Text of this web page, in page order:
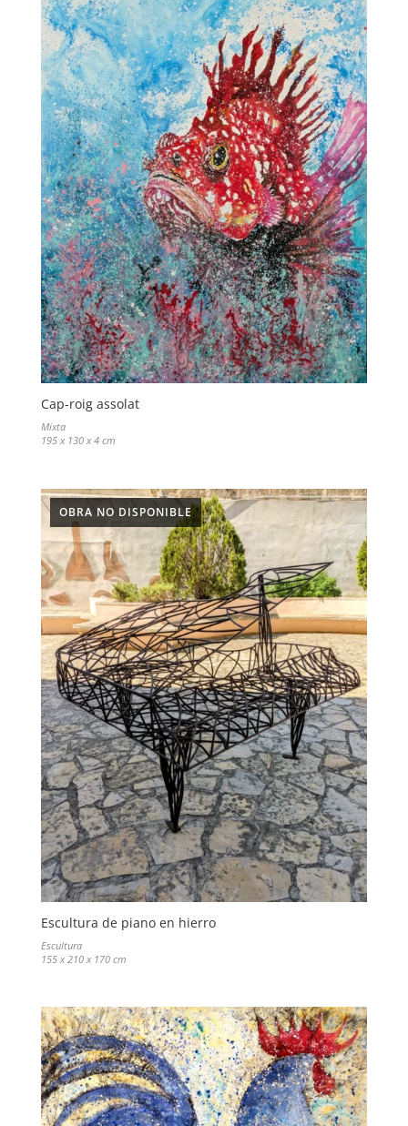
Cap-roig assolat
Mixta
195 x 130 x 4 cm
Escultura de piano en hierro
Escultura
155 x 210 x 170 cm